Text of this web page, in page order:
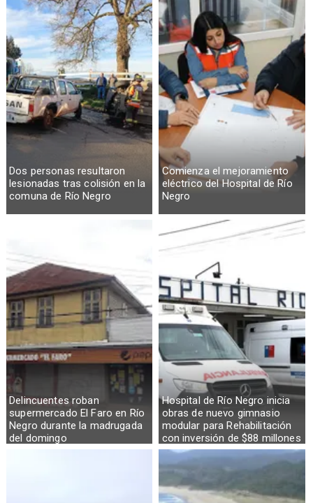
Dos personas resultaron
lesionadas tras colisión en la
comuna de Río Negro
Comienza el mejoramiento
eléctrico del Hospital de Río
Negro
Delincuentes roban
supermercado El Faro en Río
Negro durante la madrugada
del domingo
Hospital de Río Negro inicia
obras de nuevo gimnasio
modular para Rehabilitación
con inversión de $88 millones